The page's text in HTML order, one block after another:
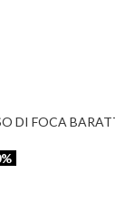
DI FOCA